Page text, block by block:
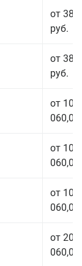
от 38
руб.
от 38
руб.
от 103
060,00
от 103
060,00
от 103
060,00
от 208
060,00